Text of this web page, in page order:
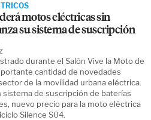
motos eléctricas sin
su sistema de suscripción
durante el Salón Vive la Moto de
cantidad de novedades
de la movilidad urbana eléctrica.
sistema de suscripción de baterías
nuevo precio para la moto eléctrica
Silence S04.